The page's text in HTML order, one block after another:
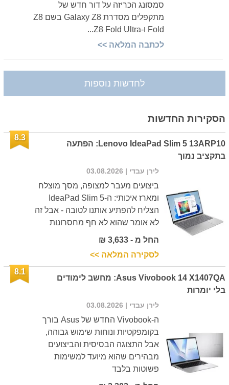
סמסונג הכריזה על דור חדש של
מתקפלים מסדרת Galaxy Z8 בשם Z8
Fold ו-Z8 Fold Ultra...
לכתבה המלאה >>
לחדשות נוספות
הסקירות החדשות
Lenovo IdeaPad Slim 5 13ARP10: הפתעה
בתקציב נמוך
8.3
לירן עבדי | 03.08.2026
ביצועים מעבר למצופה, מסך מוצלח
ומארז איכותי: ה-IdeaPad Slim 5
הצליח להפתיע אותנו לטובה - אבל זה
לא אומר שהוא לא חף מחסרונות
החל מ - 3,633 ₪
לסקירה המלאה >>
Asus Vivobook 14 X1407QA: מחשב לימודים
בלי יומרות
8.1
לירן עבדי | 03.08.2026
ה-Vivobook החדש של Asus בורך
בקומפקטיות ונוחות שימוש גבוהה,
אבל התצוגה הבסיסית והביצועים
מבהירים שהוא מיועד למשימות
פשוטות בלבד